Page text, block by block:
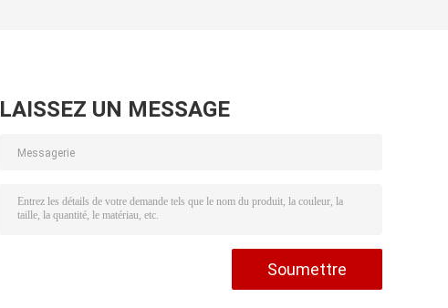
LAISSEZ UN MESSAGE